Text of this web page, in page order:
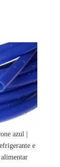
azul |
e